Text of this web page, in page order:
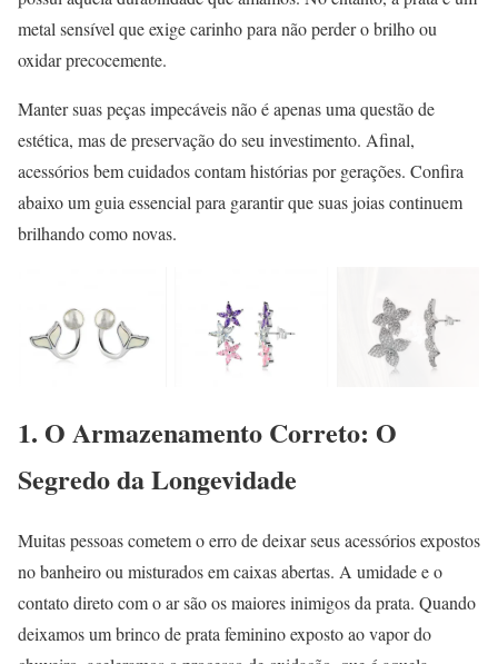
metal sensível que exige carinho para não perder o brilho ou
oxidar precocemente.
Manter suas peças impecáveis não é apenas uma questão de
estética, mas de preservação do seu investimento. Afinal,
acessórios bem cuidados contam histórias por gerações. Confira
abaixo um guia essencial para garantir que suas joias continuem
brilhando como novas.
1. O Armazenamento Correto: O
Segredo da Longevidade
Muitas pessoas cometem o erro de deixar seus acessórios expostos
no banheiro ou misturados em caixas abertas. A umidade e o
contato direto com o ar são os maiores inimigos da prata. Quando
deixamos um brinco de prata feminino exposto ao vapor do